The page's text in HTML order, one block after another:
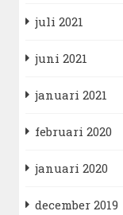
juli 2021
juni 2021
januari 2021
februari 2020
januari 2020
december 2019